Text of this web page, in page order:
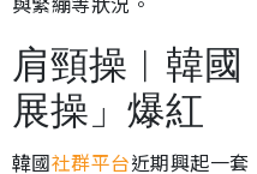
肩頸操︱韓
展操」爆紅
韓國社群平台近期興起一